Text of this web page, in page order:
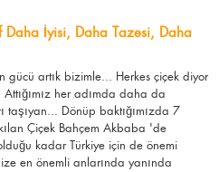
İyisi, Daha Tazesi, Daha
gücü artık bizimle... Herkes çiçek diyor
her adımda daha da
Dönüp baktığımızda 7
Çiçek Bahçem Akbaba 'de
kadar Türkiye için de önemi
en önemli anlarında yanında